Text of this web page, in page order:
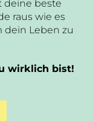
deine beste
raus wie es
dein Leben zu
wirklich bist!